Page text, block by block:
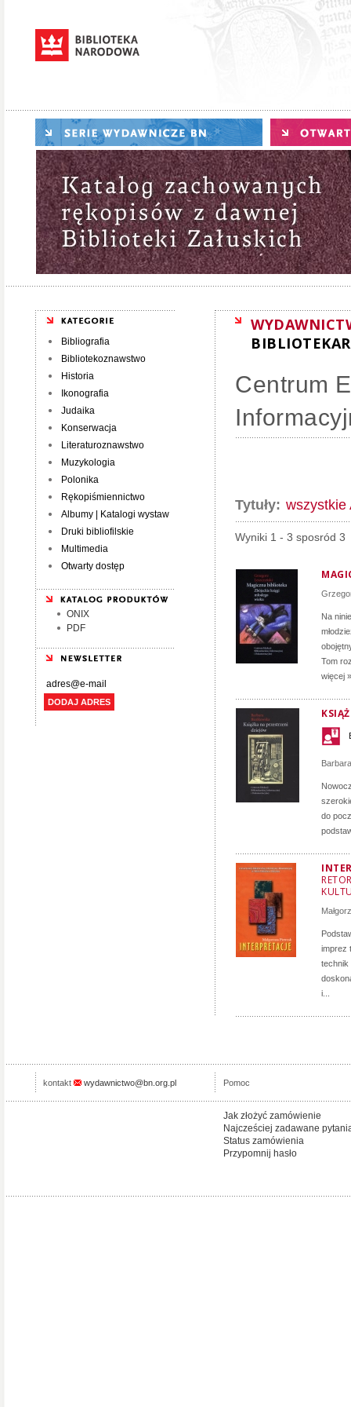
Bibliografia
Bibliotekoznawstwo
Historia
Ikonografia
Judaika
Konserwacja
Literaturoznawstwo
Muzykologia
Polonika
Rękopiśmiennictwo
Albumy | Katalogi wystaw
Druki bibliofilskie
Multimedia
Otwarty dostęp
ONIX
PDF
DODAJ ADRES
Centrum
Tytuły: wszystkie
Wyniki 1 - 3 sposród 3
Na
Tom
więcej »
do
imprez
technik
i...
kontakt wydawnictwo@bn.org.pl Pomoc
Jak złożyć zamówienie
Najcześciej zadawane
Status zamówienia
Przypomnij hasło